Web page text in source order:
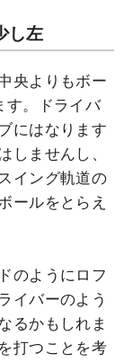
し左
央よりもボー
す。ドライバ
にはなります
しませんし、
イング軌道の
ールをとらえ
のようにロフ
イバーのよう
るかもしれま
打つことを考